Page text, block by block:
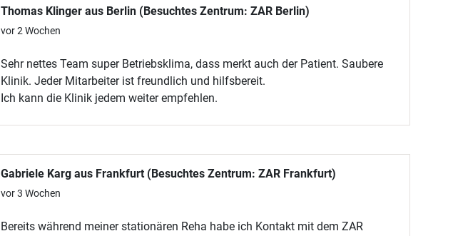
Thomas Klinger aus Berlin (Besuchtes Zentrum: ZAR Berlin)
vor 2 Wochen
Sehr nettes Team super Betriebsklima, dass merkt auch der Patient. Saubere
Klinik. Jeder Mitarbeiter ist freundlich und hilfsbereit.
Ich kann die Klinik jedem weiter empfehlen.
Gabriele Karg aus Frankfurt (Besuchtes Zentrum: ZAR Frankfurt)
vor 3 Wochen
Bereits während meiner stationären Reha habe ich Kontakt mit dem ZAR